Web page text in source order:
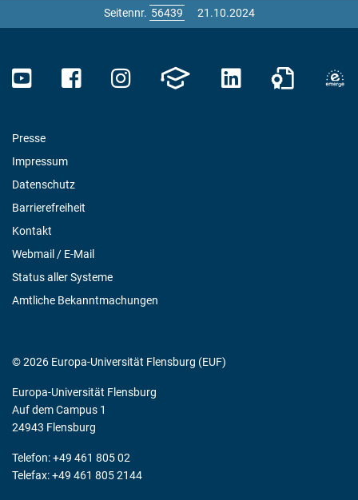
Seitennr. 21.10.2024
Presse
Impressum
Datenschutz
Barrierefreiheit
Kontakt
Webmail / E-Mail
Status aller Systeme
Amtliche Bekanntmachungen
© 2026 Europa-Universität Flensburg (EUF)
Europa-Universität Flensburg
Auf dem Campus 1
24943 Flensburg
Telefon: +49 461 805 02
Telefax: +49 461 805 2144